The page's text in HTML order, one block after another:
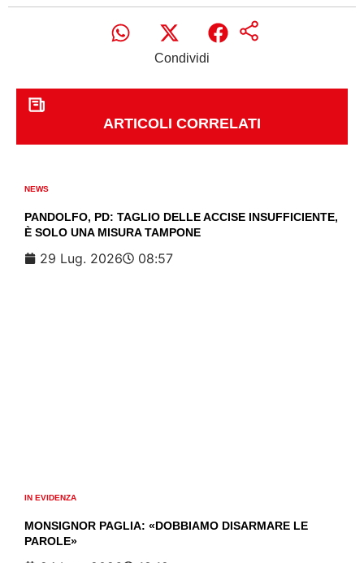
Condividi
ARTICOLI CORRELATI
NEWS
PANDOLFO, PD: TAGLIO DELLE ACCISE INSUFFICIENTE,
È SOLO UNA MISURA TAMPONE
29 Lug. 2026 08:57
IN EVIDENZA
MONSIGNOR PAGLIA: «DOBBIAMO DISARMARE LE
PAROLE»